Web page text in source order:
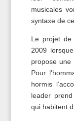
musicales
syntaxe de
Le projet de
2009
propose une
Pour
hormis
leader
qui habitent